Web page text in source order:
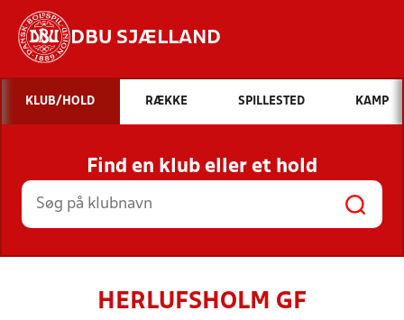
DBU SJÆLLAND
Hvad vil du søge efter?
INDHOLD OG NYHEDER
STILLINGER, RESULTATER, KLUBBER OG
HOLD
KLUB/HOLD RÆKKE SPILLESTED KAMP
Find en klub eller et hold
HERLUFSHOLM GF